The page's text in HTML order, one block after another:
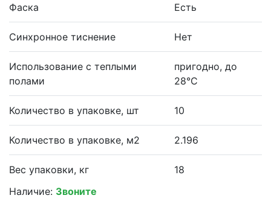
Фаска Есть
Синхронное тиснение Нет
Использование с теплыми
полами
пригодно, до
28°С
Количество в упаковке, шт 10
Количество в упаковке, м2 2.196
Вес упаковки, кг
18
Наличие: Звоните